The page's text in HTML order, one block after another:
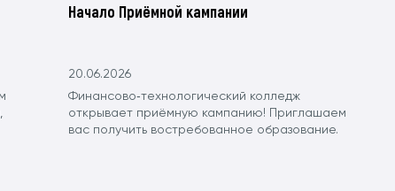
Начало Приёмной кампании
20.06.2026
Финансово‑технологический колледж
открывает приёмную кампанию! Приглашаем
вас получить востребованное образование.